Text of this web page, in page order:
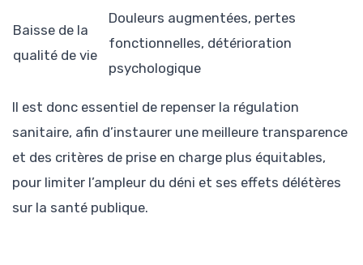
Baisse de la
qualité de vie
Douleurs augmentées, pertes
fonctionnelles, détérioration
psychologique
Il est donc essentiel de repenser la régulation
sanitaire, afin d’instaurer une meilleure transparence
et des critères de prise en charge plus équitables,
pour limiter l’ampleur du déni et ses effets délétères
sur la santé publique.